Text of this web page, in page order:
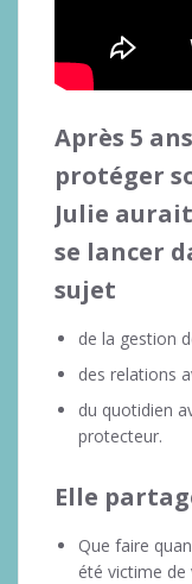
Après 5
protéger
Julie
se lancer
sujet
de la gestion
des relations
du quotidien
protecteur.
Elle
Que faire
été victime de